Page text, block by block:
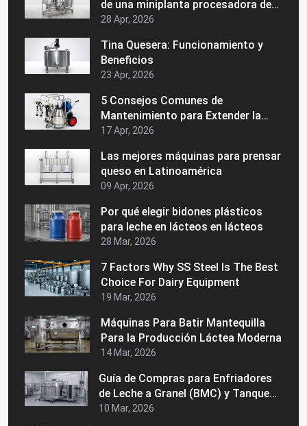
de una miniplanta procesadora de
lácteos
28 Apr, 2026
Tina Quesera: Funcionamiento y
Beneficios
23 Apr, 2026
5 Consejos Comunes de
Mantenimiento para Extender la
Vida de su Maquinaria Láctea
17 Apr, 2026
Las mejores máquinas para prensar
queso en Latinoamérica
09 Apr, 2026
Por qué elegir bidones plásticos
para leche en lácteos en lácteos
28 Mar, 2026
7 Factors Why SS Steel Is The Best
Choice For Dairy Equipment
19 Mar, 2026
Máquinas Para Batir Mantequilla
Para la Producción Láctea Moderna
14 Mar, 2026
Guía de Compras para Enfriadores
de Leche a Granel (BMC) y Tanques
de Enfriamiento de Leche Precios,
10 Mar, 2026